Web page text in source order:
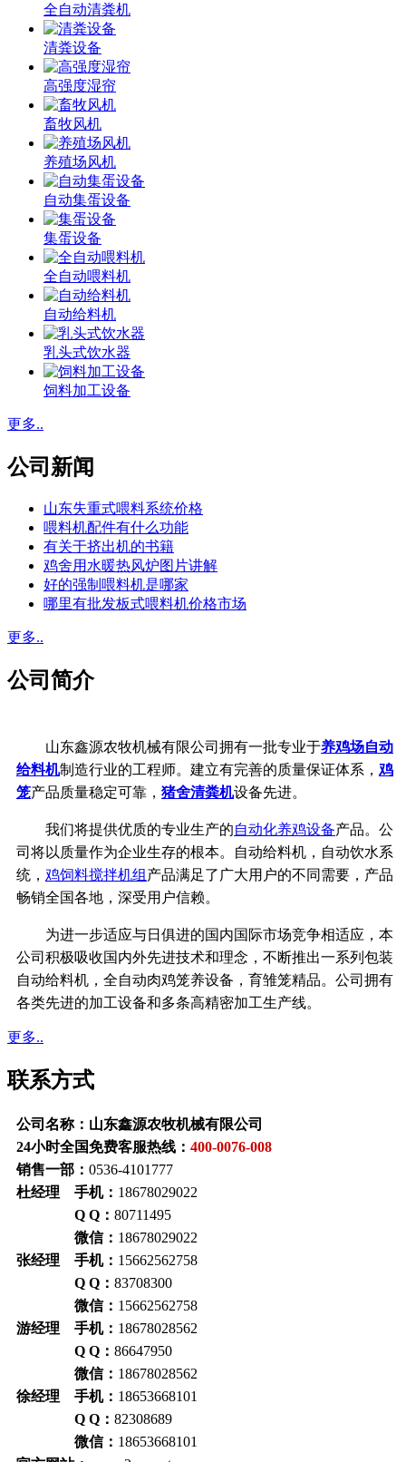
全自动清粪机
清粪设备
高强度湿帘
畜牧风机
养殖场风机
自动集蛋设备
集蛋设备
全自动喂料机
自动给料机
乳头式饮水器
饲料加工设备
更多..
公司新闻
山东失重式喂料系统价格
喂料机配件有什么功能
有关于挤出机的书籍
鸡舍用水暖热风炉图片讲解
好的强制喂料机是哪家
哪里有批发板式喂料机价格市场
更多..
公司简介
山东鑫源农牧机械有限公司拥有一批专业于养鸡场自动
给料机制造行业的工程师。建立有完善的质量保证体系， 鸡
笼产品质量稳定可靠， 猪舍清粪机设备先进。
我们将提供优质的专业生产的自动化养鸡设备产品。公
司将以质量作为企业生存的根本。自动给料机，自动饮水系
统， 鸡饲料搅拌机组 产品满足了广大用户的不同需要，产品
畅销全国各地，深受用户信赖。
为进一步适应与日俱进的国内国际市场竞争相适应，本
公司积极吸收国内外先进技术和理念，不断推出一系列包装
自动给料机，全自动肉鸡笼养设备，育雏笼精品。公司拥有
各类先进的加工设备和多条高精密加工生产线。
更多..
联系方式
公司名称：山东鑫源农牧机械有限公司
24小时全国免费客服热线： 400-0076-008
销售一部： 0536-4101777
杜经理 手机： 18678029022
Q Q： 80711495
微信： 18678029022
张经理 手机： 15662562758
Q Q： 83708300
微信： 15662562758
游经理 手机： 18678028562
Q Q： 86647950
微信： 18678028562
徐经理 手机： 18653668101
Q Q： 82308689
微信： 18653668101